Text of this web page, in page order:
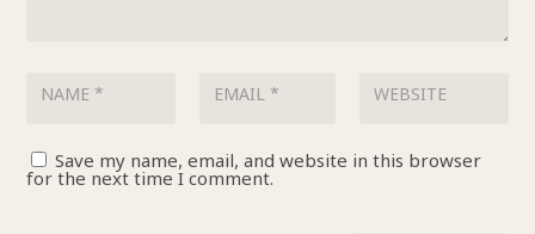
Save my name, email, and website in this browser
for the next time I comment.